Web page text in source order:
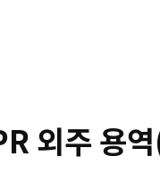
외주 용